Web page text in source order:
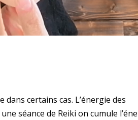
certains cas. L’énergie des
séance de Reiki on cumule